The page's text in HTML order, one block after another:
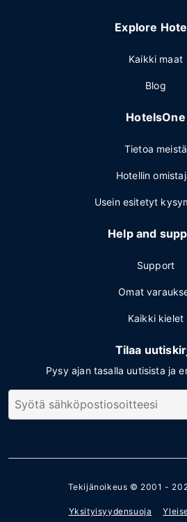
Explore
Kaikki maat
Blog
HotelsOne
Tietoa meistä
Hotellin
Usein esitetyt
Help and
Support
Omat
Kaikki kielet
Tilaa
Pysy ajan tasalla uutisista ja
Tekijänoikeus © 2001 -
Yksityisyydensuoja